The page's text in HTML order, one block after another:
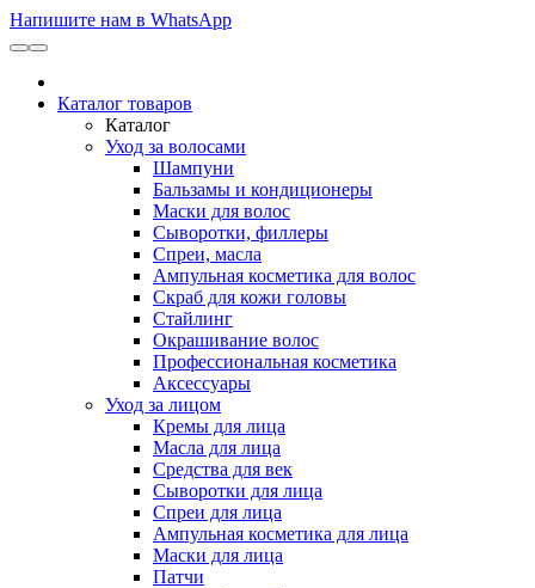
Напишите нам в WhatsApp
Каталог товаров
Каталог
Уход за волосами
Шампуни
Бальзамы и кондиционеры
Маски для волос
Сыворотки, филлеры
Спреи, масла
Ампульная косметика для волос
Скраб для кожи головы
Стайлинг
Окрашивание волос
Профессиональная косметика
Аксессуары
Уход за лицом
Кремы для лица
Масла для лица
Средства для век
Сыворотки для лица
Спреи для лица
Ампульная косметика для лица
Маски для лица
Патчи